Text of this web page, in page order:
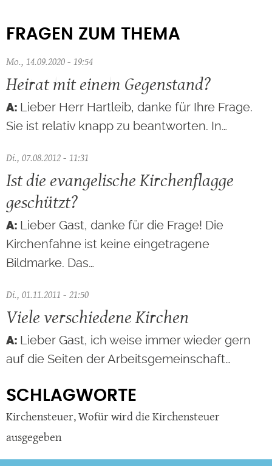
FRAGEN ZUM THEMA
Mo., 14.09.2020 - 19:54
Heirat mit einem Gegenstand?
Lieber Herr Hartleib, danke für Ihre Frage.
Sie ist relativ knapp zu beantworten. In…
Di., 07.08.2012 - 11:31
Ist die evangelische Kirchenflagge
geschützt?
Lieber Gast, danke für die Frage! Die
Kirchenfahne ist keine eingetragene
Bildmarke. Das…
Di., 01.11.2011 - 21:50
Viele verschiedene Kirchen
Lieber Gast, ich weise immer wieder gern
auf die Seiten der Arbeitsgemeinschaft…
SCHLAGWORTE
Kirchensteuer,Wofür wird die Kirchensteuer
ausgegeben